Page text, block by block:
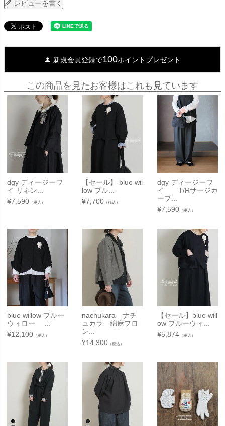
レビューを書く
新規会員登録で100ポイントプレゼント
この商品を見たお客様はこれも見ています
dgy ディージーワ
イ リネン...
¥7,590 （税込）
【セール】 blue wil
low ブル...
¥7,700 （税込）
dgy ディージーワ
イ T/Rサージカ
ーブ...
¥7,590（税込）
blue willow ブルー
ウィロー ...
¥12,100 （税込）
nachukara ナチ
ュカラ 綿麻フロ
ン...
¥14,300 （税込）
【セール】blue will
ow ブルーウィ...
¥5,874（税込）